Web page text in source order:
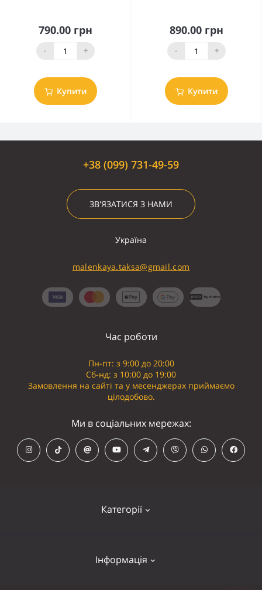
790.00 грн
- +
Купити
890.00 грн
- +
Купити
+38 (099) 731-49-59
ЗВ'ЯЗАТИСЯ З НАМИ
Україна
malenkaya.taksa@gmail.com
Категорії
Інформація
Час роботи
Пн-пт: з 9:00 до 20:00
Сб-нд: з 10:00 до 19:00
Замовлення на сайті та у месенджерах приймаємо
цілодобово.
Ми в соціальних мережах: